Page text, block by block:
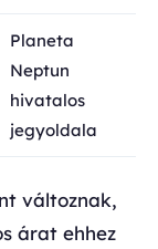
Planeta
Neptun
hivatalos
jegyoldala
változnak,
árat ehhez